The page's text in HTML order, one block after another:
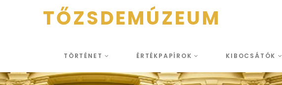
TŐZSDEMÚZEUM
TÖRTÉNET ÉRTÉKPAPÍROK KIBOCSÁTÓK